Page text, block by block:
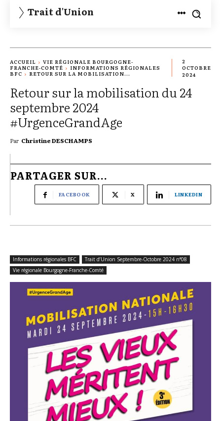
Trait d'Union
ACCUEIL
VIE RÉGIONALE BOURGOGNE-
FRANCHE-COMTÉ
INFORMATIONS RÉGIONALES
BFC
RETOUR SUR LA MOBILISATION...
2
OCTOBRE
2024
Retour sur la mobilisation du 24
septembre 2024
#UrgenceGrandAge
Par Christine DESCHAMPS
PARTAGER SUR...
FACEBOOK X LINKEDIN
Informations régionales BFC
Trait d’Union Septembre-Octobre 2024 n°08
Vie régionale Bourgogne-Franche-Comté